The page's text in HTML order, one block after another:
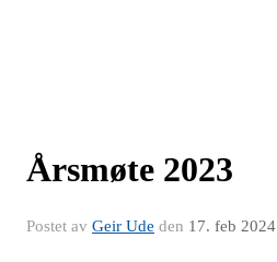
Årsmøte 2023
Postet av Geir Ude den 17. feb 2024